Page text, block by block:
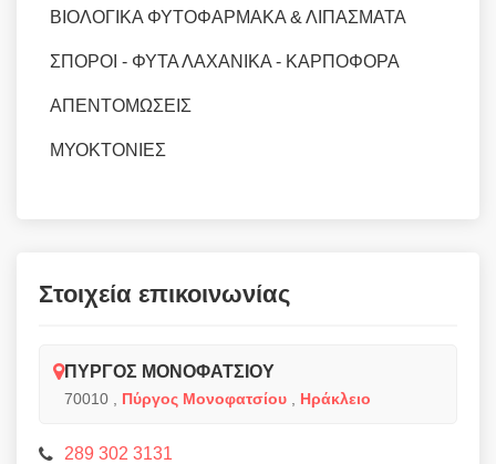
ΒΙΟΛΟΓΙΚΑ ΦΥΤΟΦΑΡΜΑΚΑ & ΛΙΠΑΣΜΑΤΑ
ΣΠΟΡΟΙ - ΦΥΤΑ ΛΑΧΑΝΙΚΑ - ΚΑΡΠΟΦΟΡΑ
ΑΠΕΝΤΟΜΩΣΕΙΣ
ΜΥΟΚΤΟΝΙΕΣ
Στοιχεία επικοινωνίας
ΠΥΡΓΟΣ ΜΟΝΟΦΑΤΣΙΟΥ
70010 Πύργος Μονοφατσίου Ηράκλειο
289 302 3131